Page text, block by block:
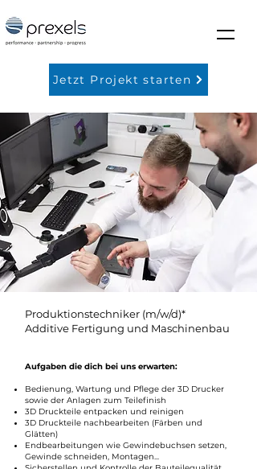
Jetzt Projekt starten
Produktionstechniker (m/w/d)*
Additive Fertigung und Maschinenbau
Aufgaben die dich bei uns erwarten:
Bedienung, Wartung und Pflege der 3D Drucker
sowie der Anlagen zum Teilefinish
3D Druckteile entpacken und reinigen
3D Druckteile nachbearbeiten (Färben und
Glätten)
Endbearbeitungen wie Gewindebuchsen setzen,
Gewinde schneiden, Montagen...